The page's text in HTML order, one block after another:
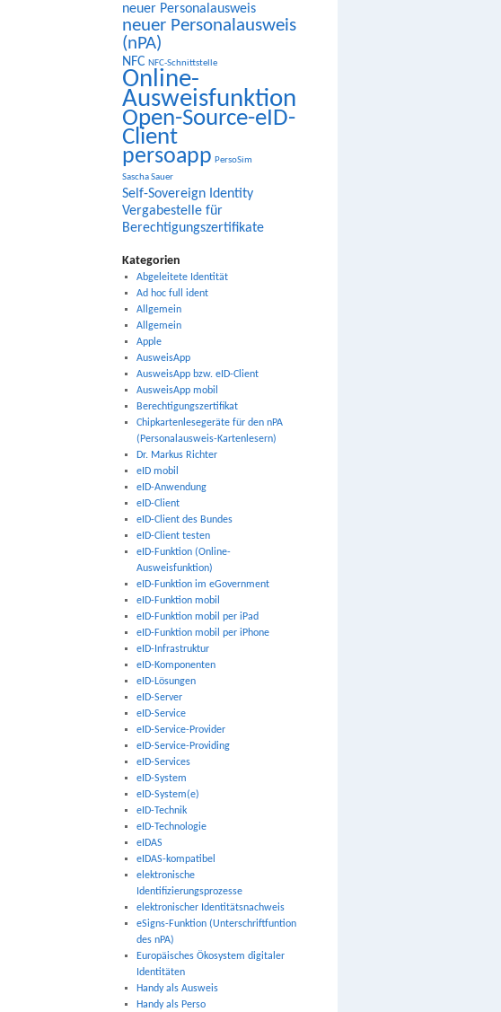
neuer Personalausweis
neuer Personalausweis
(nPA)
NFC NFC-Schnittstelle
Online-
Ausweisfunktion
Open-Source-eID-
Client
persoapp PersoSim
Sascha Sauer
Self-Sovereign Identity
Vergabestelle für
Berechtigungszertifikate
Kategorien
Abgeleitete Identität
Ad hoc full ident
Allgemein
Allgemein
Apple
AusweisApp
AusweisApp bzw. eID-Client
AusweisApp mobil
Berechtigungszertifikat
Chipkartenlesegeräte für den nPA
(Personalausweis-Kartenlesern)
Dr. Markus Richter
eID mobil
eID-Anwendung
eID-Client
eID-Client des Bundes
eID-Client testen
eID-Funktion (Online-
Ausweisfunktion)
eID-Funktion im eGovernment
eID-Funktion mobil
eID-Funktion mobil per iPad
eID-Funktion mobil per iPhone
eID-Infrastruktur
eID-Komponenten
eID-Lösungen
eID-Server
eID-Service
eID-Service-Provider
eID-Service-Providing
eID-Services
eID-System
eID-System(e)
eID-Technik
eID-Technologie
eIDAS
eIDAS-kompatibel
elektronische
Identifizierungsprozesse
elektronischer Identitätsnachweis
eSigns-Funktion (Unterschriftfuntion
des nPA)
Europäisches Ökosystem digitaler
Identitäten
Handy als Ausweis
Handy als Perso